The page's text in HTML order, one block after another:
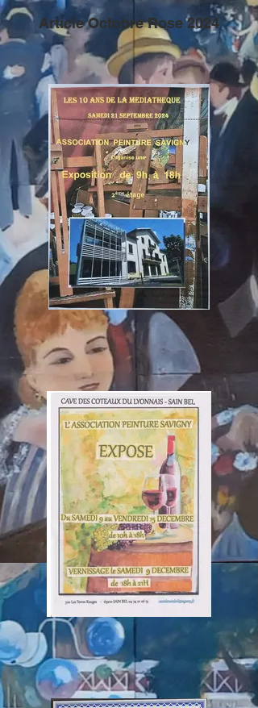
Article Octobre Rose 2024